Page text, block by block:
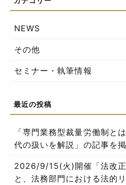
NEWS
その他
セミナー・執筆情報
「専門業務型裁量労働制と
代の扱いを解説」の記事を掲
2026/9/15(火)開催「法改
と、法務部門における法的